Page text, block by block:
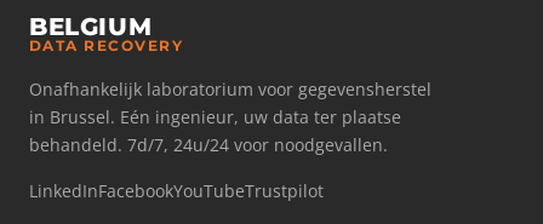
BELGIUM
DATA RECOVERY
Onafhankelijk laboratorium voor gegevensherstel
in Brussel. Eén ingenieur, uw data ter plaatse
behandeld. 7d/7, 24u/24 voor noodgevallen.
LinkedInFacebookYouTubeTrustpilot